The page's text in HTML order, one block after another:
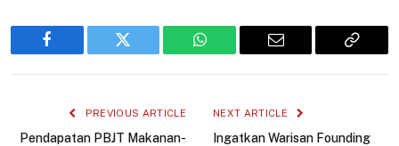
Facebook Twitter WhatsApp Email
Copy
PREVIOUS ARTICLE
Pendapatan PBJT Makanan-
NEXT ARTICLE
Ingatkan Warisan Founding